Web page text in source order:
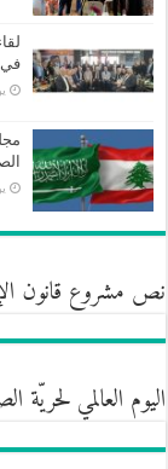
في
نص مشروع قانون
اليوم العالمي